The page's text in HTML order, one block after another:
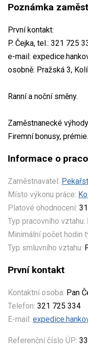
Poznámka
První kontakt:
P. Čejka, tel.: 321 725
e-mail:
osobně: Pražská 3,
Ranní a noční směny.
Zaměstnanecké
Firemní bonusy, prémie.
Informace o
Zaměstnavatel:
Místo výkonu práce:
Platové ohodnocení:
Typ pracovního vztahu:
Minimální počet hodin
Typ smluvního vztahu:
První kontakt
Kontaktní osoba: Pan
Telefon: 321 725 334
E-mail:
Referenční číslo ÚP: